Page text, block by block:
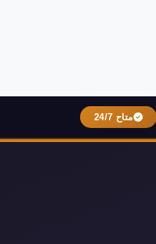
متاح 24/7